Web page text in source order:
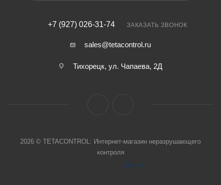
+7 (927) 026-31-74 ЗАКАЗАТЬ ЗВОНОК
sales@tetacontrol.ru
Тихорецк, ул. Чапаева, 2Д
2026 © TETACONTROL: Интернет-магазин неразрушающего
контроля
Elec.ru